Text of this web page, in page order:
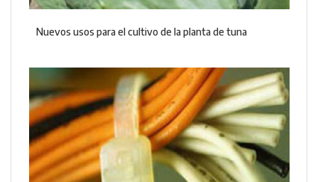
Nuevos usos para el cultivo de la planta de tuna